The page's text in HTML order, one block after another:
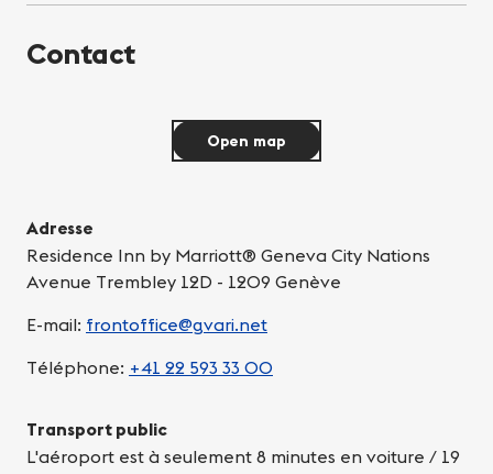
Contact
Adresse
Residence Inn by Marriott® Geneva City Nations
Avenue Trembley 12D - 1209 Genève
E-mail: frontoffice@gvari.net
Téléphone: +41 22 593 33 00
Transport public
L'aéroport est à seulement 8 minutes en voiture / 19
Open map